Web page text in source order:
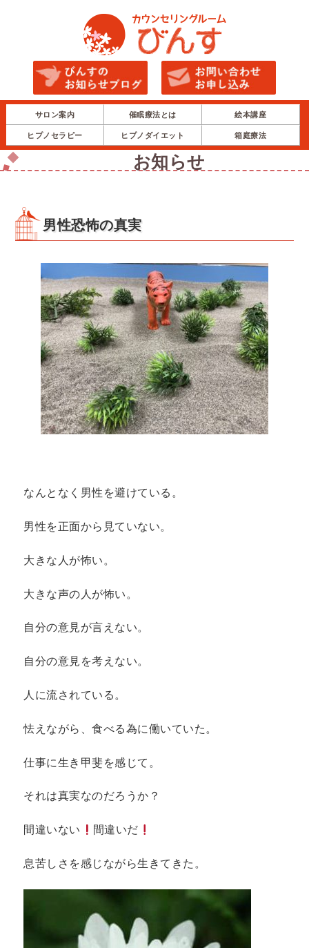
サロン案内 催眠療法とは 絵本講座
ヒプノセラピー ヒプノダイエット 箱庭療法
お知らせ
男性恐怖の真実
なんとなく男性を避けている。
男性を正面から見ていない。
大きな人が怖い。
大きな声の人が怖い。
自分の意見が言えない。
自分の意見を考えない。
人に流されている。
怯えながら、食べる為に働いていた。
仕事に生き甲斐を感じて。
それは真実なのだろうか？
間違いない 間違いだ
息苦しさを感じながら生きてきた。